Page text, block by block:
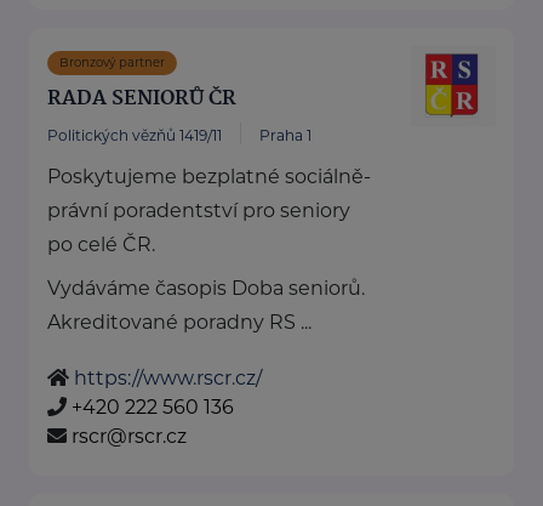
Bronzový partner
RADA SENIORŮ ČR
Politických vězňů 1419/11 Praha 1
Poskytujeme bezplatné sociálně-
právní poradentství pro seniory
po celé ČR.
Vydáváme časopis Doba seniorů.
Akreditované poradny RS ...
https://www.rscr.cz/
+420 222 560 136
rscr@rscr.cz